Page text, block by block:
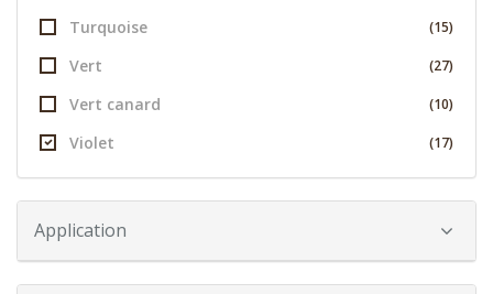
Turquoise (15)
Vert (27)
Vert canard (10)
Violet (17)
Application